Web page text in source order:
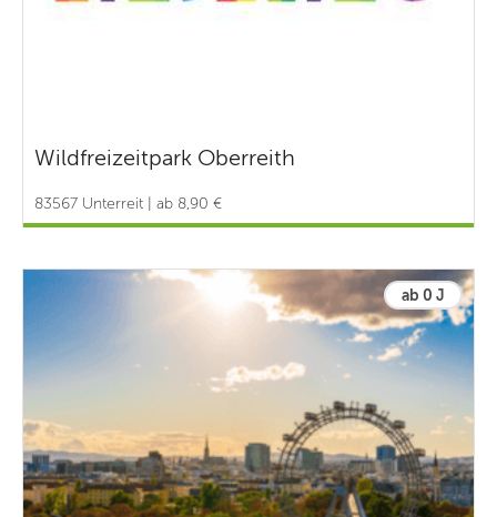
Wildfreizeitpark Oberreith
83567 Unterreit | ab 8,90 €
ab 0 J